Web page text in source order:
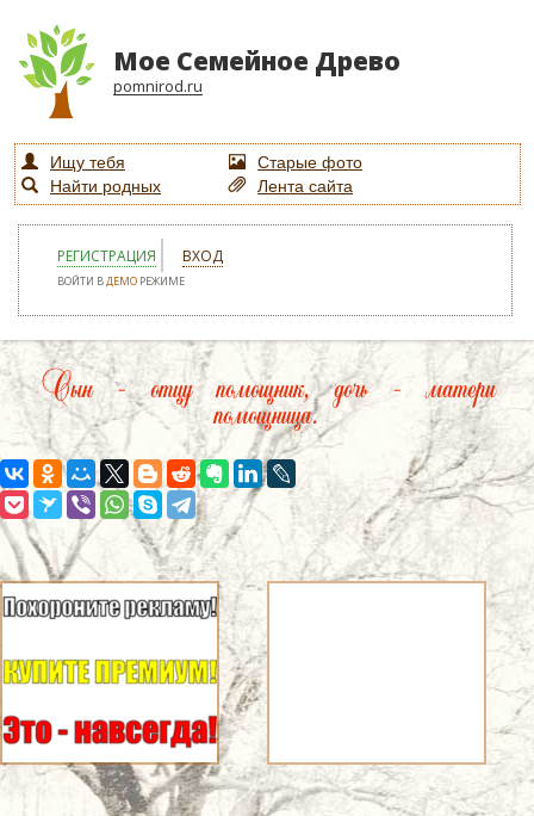
Мое Семейное Древо
pomnirod.ru
Ищу тебя
Старые фото
Найти родных
Лента сайта
РЕГИСТРАЦИЯ ВХОД
ВОЙТИ ВДЕМО РЕЖИМЕ
Сын – отцу помощник, дочь – матери
помощница.